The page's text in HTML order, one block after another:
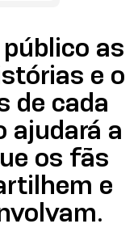
as
e o
de cada
ajudará a
os fãs
e